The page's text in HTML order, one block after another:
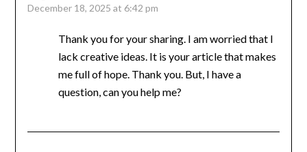
December 18, 2025 at 6:42 pm
Thank you for your sharing. I am worried that I
lack creative ideas. It is your article that makes
me full of hope. Thank you. But, I have a
question, can you help me?